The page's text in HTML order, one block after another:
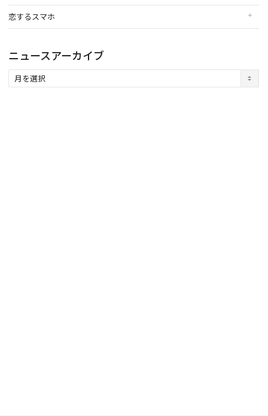
恋するスマホ
ニュースアーカイブ
ュ